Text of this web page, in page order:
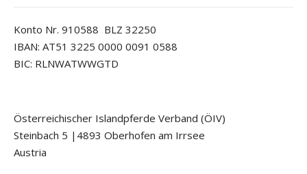
Konto Nr. 910588 BLZ 32250
IBAN: AT51 3225 0000 0091 0588
BIC: RLNWATWWGTD
Österreichischer Islandpferde Verband (ÖIV)
Steinbach 5 |4893 Oberhofen am Irrsee
Austria